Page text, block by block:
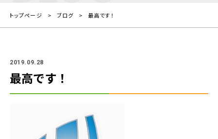
トップページ ブログ 最高です！
2019.09.28
最高です！